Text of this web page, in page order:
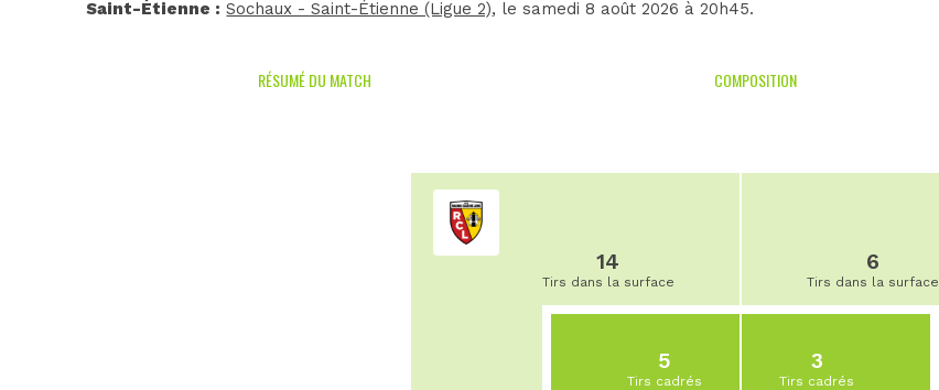
Saint-Étienne : Sochaux - Saint-Étienne (Ligue 2), le samedi 8 août 2026 à 20h45.
RÉSUMÉ DU MATCH COMPOSITION
14
Tirs dans la surface
5
Tirs cadrés
6
Tirs dans la surface
3
Tirs cadrés